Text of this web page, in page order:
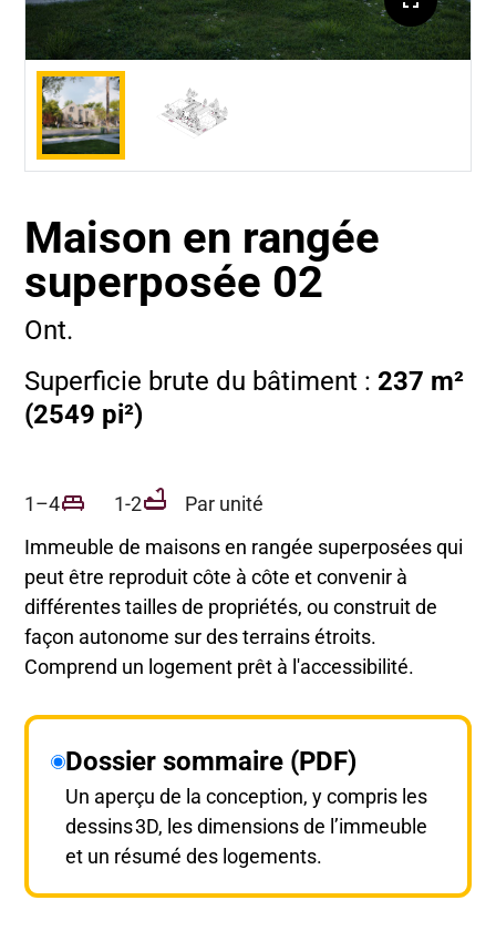
Maison en rangée
superposée 02
Ont.
Superficie brute du bâtiment :237 m²
(2549 pi²)
1–4 1-2
Par unité
Immeuble de maisons en rangée superposées qui
peut être reproduit côte à côte et convenir à
différentes tailles de propriétés, ou construit de
façon autonome sur des terrains étroits.
Comprend un logement prêt à l'accessibilité.
Dossier sommaire (PDF)
Un aperçu de la conception, y compris les
dessins 3D, les dimensions de l’immeuble
et un résumé des logements.